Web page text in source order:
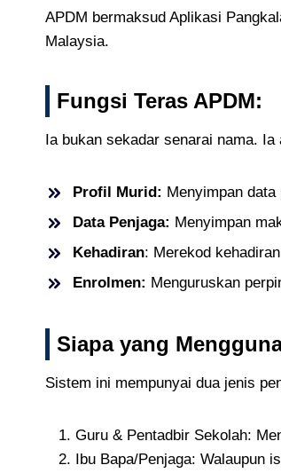
APDM bermaksud Aplikasi
Malaysia.
Fungsi Teras APDM:
Ia bukan sekadar senarai nama.
Profil Murid: Menyimpan
Data Penjaga: Menyimpan
Kehadiran: Merekod
Enrolmen: Menguruskan
Siapa yang
Sistem ini mempunyai dua jenis
Guru & Pentadbir Sekolah:
Ibu Bapa/Penjaga: Walaupun